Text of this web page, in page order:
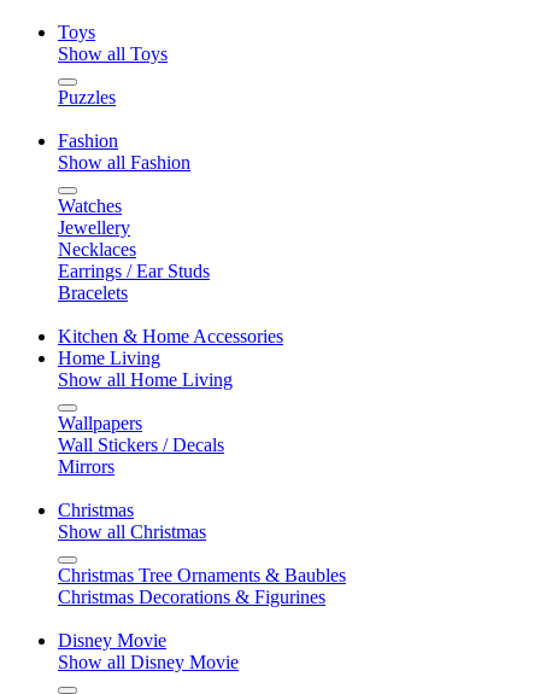
Toys
Show all Toys
Puzzles
Fashion
Show all Fashion
Watches
Jewellery
Necklaces
Earrings / Ear Studs
Bracelets
Kitchen & Home Accessories
Home Living
Show all Home Living
Wallpapers
Wall Stickers / Decals
Mirrors
Christmas
Show all Christmas
Christmas Tree Ornaments & Baubles
Christmas Decorations & Figurines
Disney Movie
Show all Disney Movie